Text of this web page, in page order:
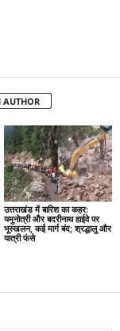
AUTHOR
उत्तराखंड में बारिश का कहर:
यमुनोत्री और बदरीनाथ हाईवे पर
भूस्खलन, कई मार्ग बंद; श्रद्धालु और
यात्री फंसे